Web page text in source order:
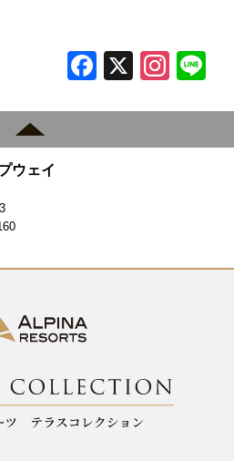
F
e
k
X In
gr
ウェイ